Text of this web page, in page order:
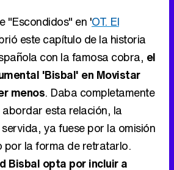
"Escondidos" en 'OT. El
este capítulo de la historia
con la famosa cobra, el
'Bisbal' en Movistar
menos. Daba completamente
esta relación, la
ya fuese por la omisión
por la forma de retratarlo.
Bisbal opta por incluir a